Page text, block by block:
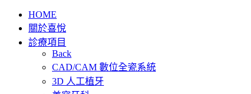
HOME
關於喜悅
診療項目
Back
CAD/CAM 數位全瓷系統
3D 人工植牙